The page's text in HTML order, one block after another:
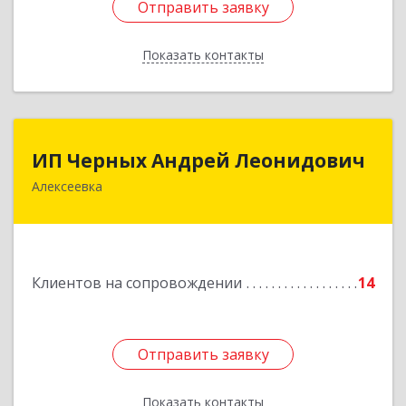
Отправить заявку
Показать контакты
Отправить заявку
Назад
ИП Черных Андрей Леонидович
Алексеевка
Клиентов на сопровождении 14
Отправить заявку
Показать контакты
ИП Черных Андрей Леонидович
309850, Белгородская обл, Алексеевский р-н,
Отправить заявку
Назад